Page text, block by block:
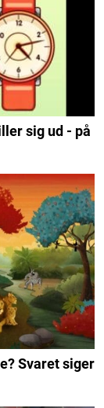
sig ud - på
Svaret siger